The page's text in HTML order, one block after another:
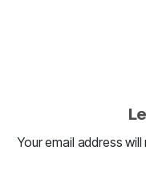
Your email address